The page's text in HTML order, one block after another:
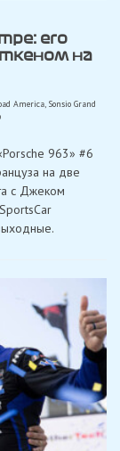
его
на
America, Sonsio Grand
963» #6
на две
с Джеком